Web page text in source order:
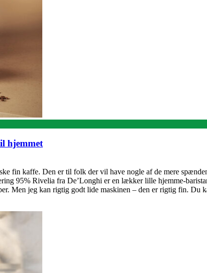
hjemmet
fin kaffe. Den er til folk der vil have nogle af de mere
95% Rivelia fra De’Longhi er en lækker lille hjemme-
Men jeg kan rigtig godt lide maskinen – den er rigtig fin. Du